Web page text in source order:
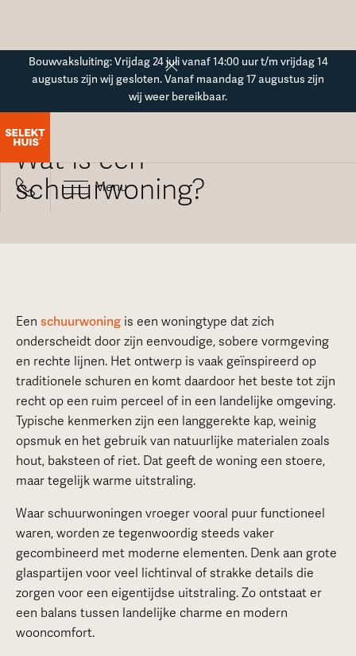
Bouwvaksluiting: Vrijdag 24 juli vanaf 14:00 uur t/m vrijdag 14
augustus zijn wij gesloten. Vanaf maandag 17 augustus zijn
wij weer bereikbaar.
Menu
Wat is een
schuurwoning?
Een schuurwoningis een woningtype dat zich
onderscheidt door zijn eenvoudige, sobere vormgeving
en rechte lijnen. Het ontwerp is vaak geïnspireerd op
traditionele schuren en komt daardoor het beste tot zijn
recht op een ruim perceel of in een landelijke omgeving.
Typische kenmerken zijn een langgerekte kap, weinig
opsmuk en het gebruik van natuurlijke materialen zoals
hout, baksteen of riet. Dat geeft de woning een stoere,
maar tegelijk warme uitstraling.
Waar schuurwoningen vroeger vooral puur functioneel
waren, worden ze tegenwoordig steeds vaker
gecombineerd met moderne elementen. Denk aan grote
glaspartijen voor veel lichtinval of strakke details die
zorgen voor een eigentijdse uitstraling. Zo ontstaat er
een balans tussen landelijke charme en modern
wooncomfort.